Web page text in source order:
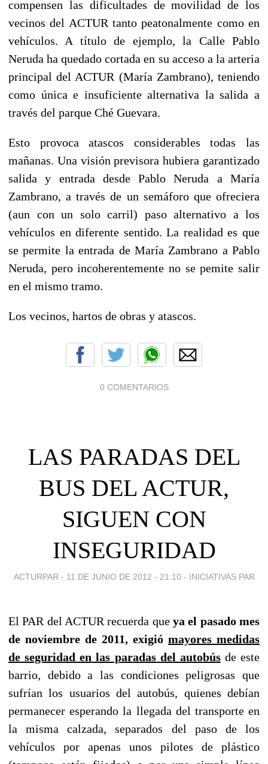
compensen las dificultades de movilidad de los
vecinos del ACTUR tanto peatonalmente como en
vehículos. A título de ejemplo, la Calle Pablo
Neruda ha quedado cortada en su acceso a la arteria
principal del ACTUR (María Zambrano), teniendo
como única e insuficiente alternativa la salida a
través del parque Ché Guevara.
Esto provoca atascos considerables todas las
mañanas. Una visión previsora hubiera garantizado
salida y entrada desde Pablo Neruda a María
Zambrano, a través de un semáforo que ofreciera
(aun con un solo carril) paso alternativo a los
vehículos en diferente sentido. La realidad es que
se permite la entrada de María Zambrano a Pablo
Neruda, pero incoherentemente no se pemite salir
en el mismo tramo.
Los vecinos, hartos de obras y atascos.
0 COMENTARIOS
LAS PARADAS DEL
BUS DEL ACTUR,
SIGUEN CON
INSEGURIDAD
ACTURPAR - 11 DE JUNIO DE 2012 - 21:10 - INICIATIVAS PAR
El PAR del ACTUR recuerda que ya el pasado mes
de noviembre de 2011, exigió mayores medidas
de seguridad en las paradas del autobúsde este
barrio, debido a las condiciones peligrosas que
sufrían los usuarios del autobús, quienes debían
permanecer esperando la llegada del transporte en
la misma calzada, separados del paso de los
vehículos por apenas unos pilotes de plástico